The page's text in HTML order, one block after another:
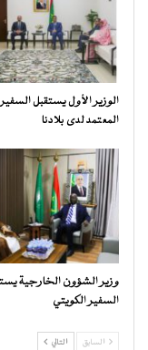
الوزير الأول يستقبل
المعتمد لدى بلادنا
وزير الشؤون الخارجية
السفير الكويتي
السابق التالي